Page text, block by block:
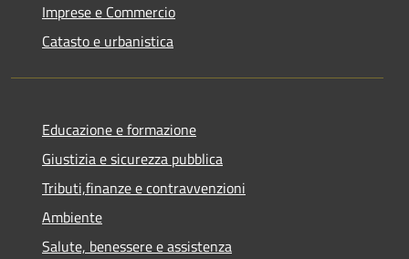
Imprese e Commercio
Catasto e urbanistica
Educazione e formazione
Giustizia e sicurezza pubblica
Tributi,finanze e contravvenzioni
Ambiente
Salute, benessere e assistenza